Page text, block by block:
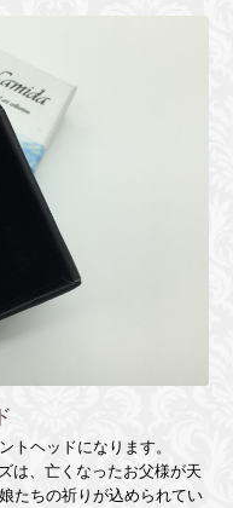
トヘッドになります。
は、亡くなったお父様が天
たちの祈りが込められてい